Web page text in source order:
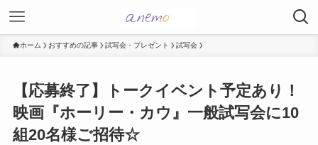
ホーム おすすめの記事 試写会・プレゼント 試写会
【応募終了】トークイベント予定あり！
映画『ホーリー・カウ』一般試写会に10
組20名様ご招待☆